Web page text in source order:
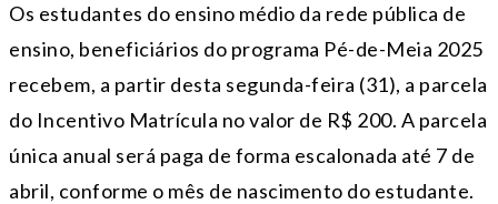
Os estudantes do ensino médio da rede pública de
ensino, beneficiários do programa Pé-de-Meia 2025
recebem, a partir desta segunda-feira (31), a parcela
do Incentivo Matrícula no valor de R$ 200. A parcela
única anual será paga de forma escalonada até 7 de
abril, conforme o mês de nascimento do estudante.